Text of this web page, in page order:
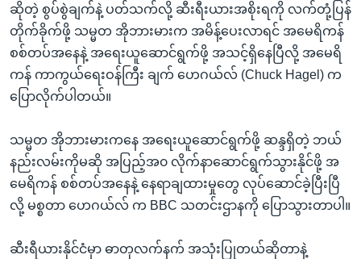
ရှာဖွေ
ရန်
နေရာ
သို့
ကျော်
ဘာသာစကားများ
ဆိုတဲ့ စွပ်စွဲချက်နဲ့ ပတ်သက်လို့ ဆီးရီးယားအစိုးရကို လက်တုံ့ပြန်
တိုက်ခိုက်ဖို့ သမ္မတ အိုဘားမားက အမိန့်ပေးလာရင် အမေရိကန်
စစ်တပ်အနေနဲ့ အရေးယူဆောင်ရွက်ဖို့ အသင့်ရှိနေပြီလို့ အမေရိ
ကန် ကာကွယ်ရေးဝန်ကြီး ချက် ဟေဂယ်လ် (Chuck Hagel) က
ပြောလိုက်ပါတယ်။
သမ္မတ အိုဘားမားကနေ အရေးယူဆောင်ရွက်ဖို့ ဆန္ဒရှိတဲ့ ဘယ်
နည်းလမ်းကိုမဆို အပြည့်အ၀ လိုက်နာဆောင်ရွက်သွားနိုင်ဖို့ အ
မေရိကန် စစ်တပ်အနေနဲ့ နေရာချထားမှုတွေ လုပ်ဆောင်ခဲ့ပြီးပြီ
လို့ မစ္စတာ ဟေဂယ်လ် က BBC သတင်းဌာနကို ပြောသွားတာပါ။
ဆီးရီယားနိုင်ငံမှာ ဓာတုလက်နက် အသုံးပြုတယ်ဆိုတာနဲ့